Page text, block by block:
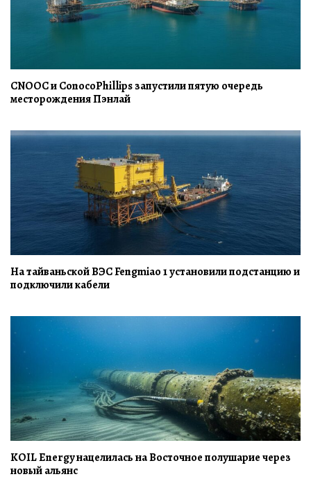
CNOOC и ConocoPhillips запустили пятую очередь
месторождения Пэнлай
На тайваньской ВЭС Fengmiao 1 установили подстанцию и
подключили кабели
KOIL Energy нацелилась на Восточное полушарие через
новый альянс